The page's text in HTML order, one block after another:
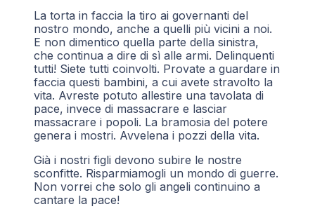
La torta in faccia la tiro ai governanti del
nostro mondo, anche a quelli più vicini a noi.
E non dimentico quella parte della sinistra,
che continua a dire di sì alle armi. Delinquenti
tutti! Siete tutti coinvolti. Provate a guardare in
faccia questi bambini, a cui avete stravolto la
vita. Avreste potuto allestire una tavolata di
pace, invece di massacrare e lasciar
massacrare i popoli. La bramosia del potere
genera i mostri. Avvelena i pozzi della vita.
Già i nostri figli devono subire le nostre
sconfitte. Risparmiamogli un mondo di guerre.
Non vorrei che solo gli angeli continuino a
cantare la pace!